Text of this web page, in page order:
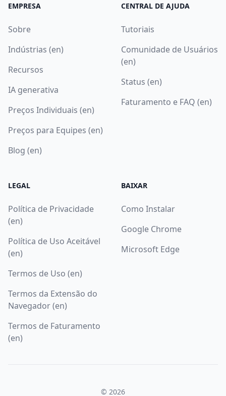
EMPRESA
Sobre
Indústrias (en)
Recursos
IA generativa
Preços Individuais (en)
Preços para Equipes (en)
Blog (en)
CENTRAL DE AJUDA
Tutoriais
Comunidade de Usuários
(en)
Status (en)
Faturamento e FAQ (en)
LEGAL
Política de Privacidade
(en)
Política de Uso Aceitável
(en)
Termos de Uso (en)
Termos da Extensão do
Navegador (en)
Termos de Faturamento
(en)
BAIXAR
Como Instalar
Google Chrome
Microsoft Edge
© 2026